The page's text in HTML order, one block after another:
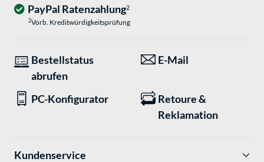
PayPal Ratenzahlung2
2Vorb. Kreditwürdigkeitsprüfung
Bestellstatus
abrufen
E-Mail
PC-Konfigurator
Retoure &
Reklamation
Kundenservice